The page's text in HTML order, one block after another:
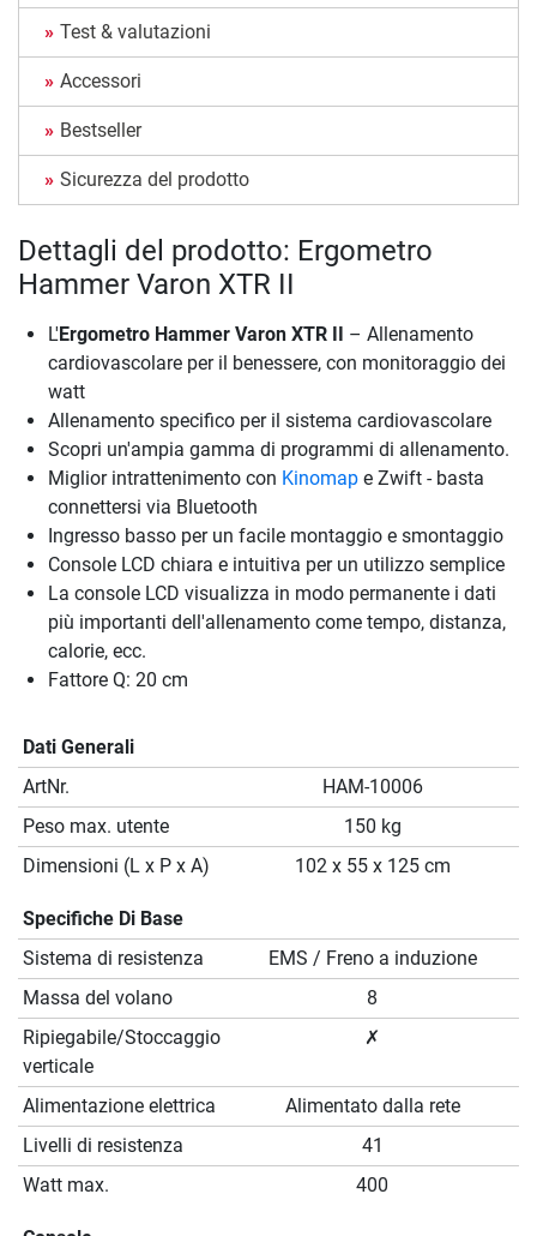
Test & valutazioni
Accessori
Bestseller
Sicurezza del prodotto
Dettagli del prodotto: Ergometro
Hammer Varon XTR II
L'Ergometro Hammer Varon XTR II
– Allenamento
cardiovascolare per il benessere, con monitoraggio dei
watt
Allenamento specifico per il sistema cardiovascolare
Scopri un'ampia gamma di programmi di allenamento.
Miglior intrattenimento con Kinomap e Zwift - basta
connettersi via Bluetooth
Ingresso basso per un facile montaggio e smontaggio
Console LCD chiara e intuitiva per un utilizzo semplice
La console LCD visualizza in modo permanente i dati
più importanti dell'allenamento come tempo, distanza,
calorie, ecc.
Fattore Q: 20 cm
Dati Generali
ArtNr.
HAM-10006
Peso max. utente
150 kg
Dimensioni (L x P x A)
102 x 55 x 125 cm
Specifiche Di Base
Sistema di resistenza
EMS / Freno a induzione
Massa del volano
8
Ripiegabile/Stoccaggio
verticale
✗
Alimentazione elettrica
Alimentato dalla rete
Livelli di resistenza
41
Watt max.
400